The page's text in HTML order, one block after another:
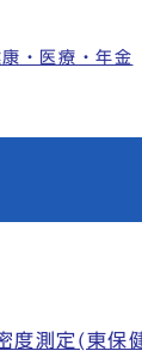
康・医療・年金
度測定(東保